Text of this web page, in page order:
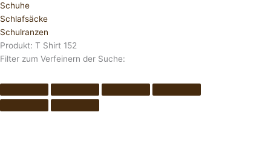
Schuhe
Schlafsäcke
Schulranzen
Produkt: T Shirt 152
Filter zum Verfeinern der Suche: